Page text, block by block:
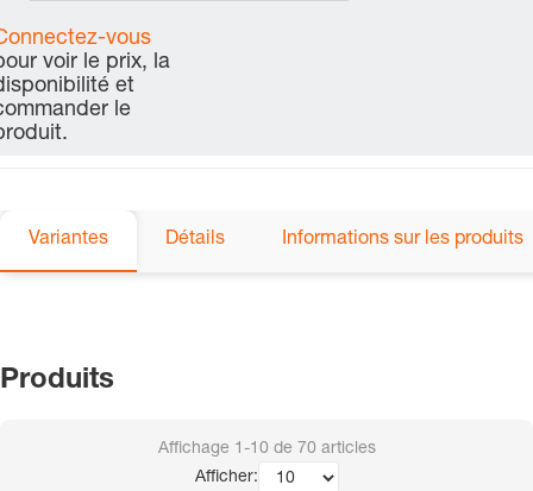
vous
voir le prix, la
et
le
Variantes Détails Informations sur les produits
Produits
Affichage 1-10 de 70 articles
Afficher: